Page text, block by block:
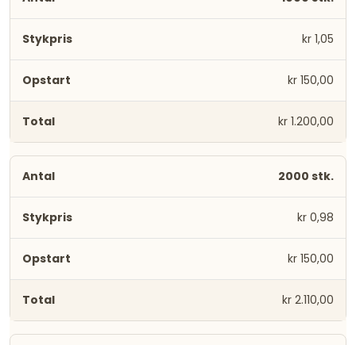
kr 1,05
kr 150,00
kr 1.200,00
2000 stk.
kr 0,98
kr 150,00
kr 2.110,00